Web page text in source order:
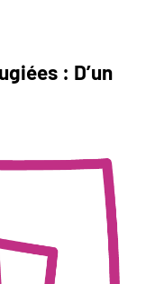
: D’un